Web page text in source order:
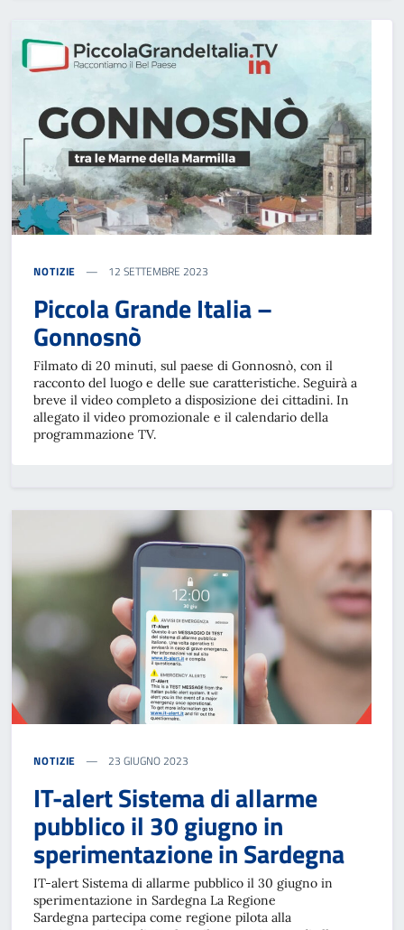
NOTIZIE 12 SETTEMBRE 2023
Piccola Grande Italia –
Gonnosnò
Filmato di 20 minuti, sul paese di Gonnosnò, con il
racconto del luogo e delle sue caratteristiche. Seguirà a
breve il video completo a disposizione dei cittadini. In
allegato il video promozionale e il calendario della
programmazione TV.
NOTIZIE 23 GIUGNO 2023
IT-alert Sistema di allarme
pubblico il 30 giugno in
sperimentazione in Sardegna
IT-alert Sistema di allarme pubblico il 30 giugno in
sperimentazione in Sardegna La Regione
Sardegna partecipa come regione pilota alla